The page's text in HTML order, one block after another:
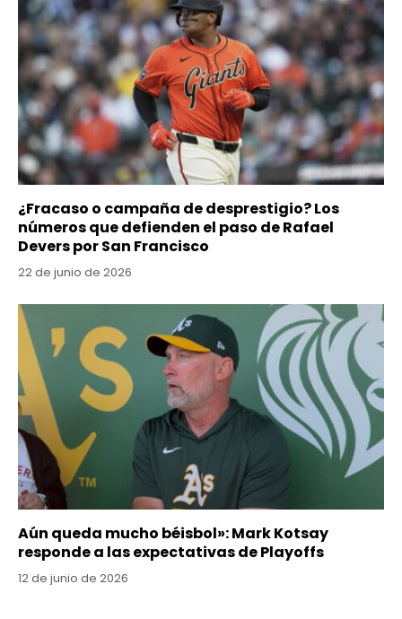
¿Fracaso o campaña de desprestigio? Los
números que defienden el paso de Rafael
Devers por San Francisco
22 de junio de 2026
Aún queda mucho béisbol»: Mark Kotsay
responde a las expectativas de Playoffs
12 de junio de 2026